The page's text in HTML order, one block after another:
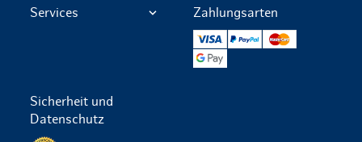
Services Zahlungsarten
PayPal
Sicherheit und
Datenschutz